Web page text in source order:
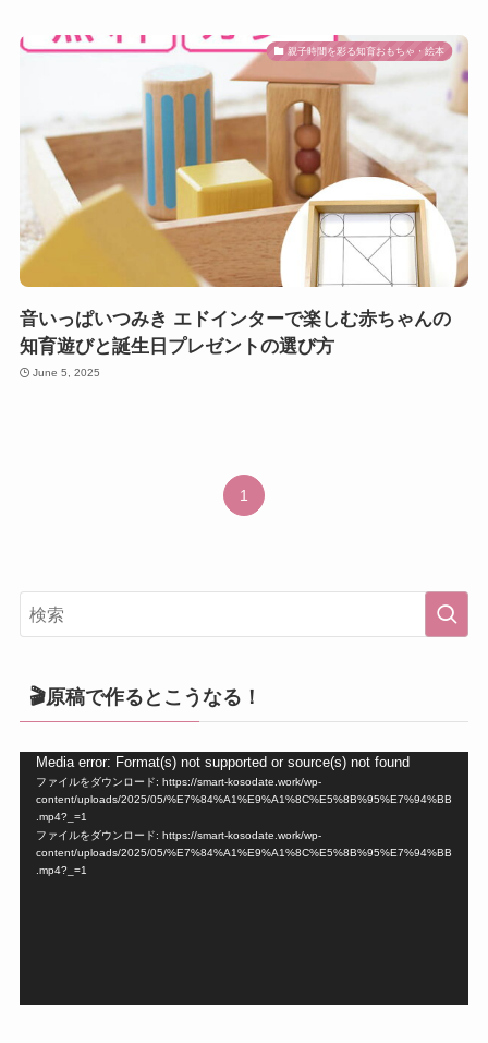
親子時間を彩る知育おもちゃ・絵本
音いっぱいつみき エドインターで楽しむ赤ちゃんの
知育遊びと誕生日プレゼントの選び方
June 5, 2025
1
🎬原稿で作るとこうなる！
Media error: Format(s) not supported or source(s) not found
ファイルをダウンロード: https://smart-kosodate.work/wp-
content/uploads/2025/05/%E7%84%A1%E9%A1%8C%E5%8B%95%E7%94%BB
.mp4?_=1
ファイルをダウンロード: https://smart-kosodate.work/wp-
content/uploads/2025/05/%E7%84%A1%E9%A1%8C%E5%8B%95%E7%94%BB
.mp4?_=1